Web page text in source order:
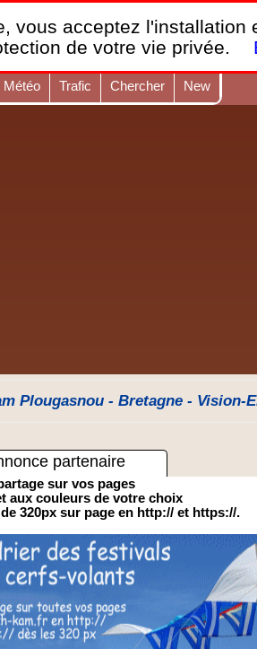
France
Les webcams sur mobiles,
Météo Trafic Chercher New
Plougasnou - Bretagne - Vision-
partenaire
sur vos pages
aux couleurs de votre choix
320px sur page en http:// et https://.
vous acceptez
de votre vie privée.